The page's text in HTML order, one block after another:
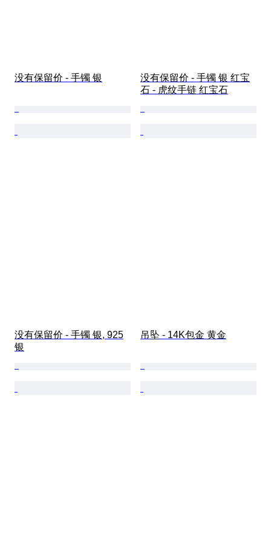
没有保留价 - 手镯 银
没有保留价 - 手镯 银 红宝
石 - 虎纹手链 红宝石
没有保留价 - 手镯 银, 925
银
吊坠 - 14K包金 黄金